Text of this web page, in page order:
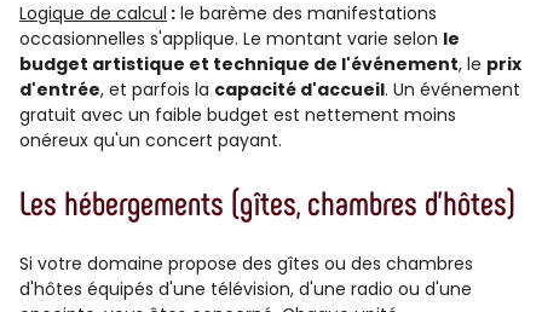
Logique de calcul : le barème des manifestations
occasionnelles s'applique. Le montant varie selon le
budget artistique et technique de l'événement, le prix
d'entrée, et parfois la capacité d'accueil. Un événement
gratuit avec un faible budget est nettement moins
onéreux qu'un concert payant.
Les hébergements (gîtes, chambres d'hôtes)
Si votre domaine propose des gîtes ou des chambres
d'hôtes équipés d'une télévision, d'une radio ou d'une